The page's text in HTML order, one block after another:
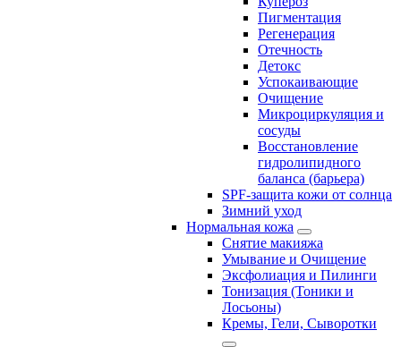
Пигментация
Регенерация
Отечность
Детокс
Успокаивающие
Очищение
Микроциркуляция и
сосуды
Восстановление
гидролипидного
баланса (барьера)
SPF-защита кожи от солнца
Зимний уход
Нормальная кожа
Снятие макияжа
Умывание и Очищение
Эксфолиация и Пилинги
Тонизация (Тоники и
Лосьоны)
Кремы, Гели, Сыворотки